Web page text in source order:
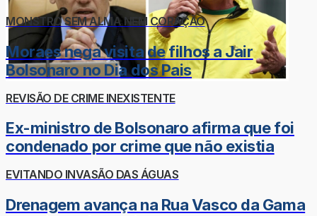
MONSTRO SEM ALMA NEM CORAÇÃO
Moraes nega visita de filhos a Jair
Bolsonaro no Dia dos Pais
REVISÃO DE CRIME INEXISTENTE
Ex-ministro de Bolsonaro afirma que foi
condenado por crime que não existia
EVITANDO INVASÃO DAS ÁGUAS
Drenagem avança na Rua Vasco da Gama